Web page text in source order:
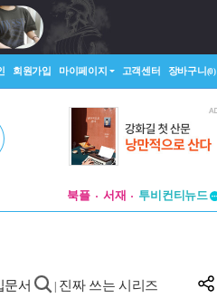
회원가입 마이페이지 고객센터 장바구니(0)
북플 서재
투비컨티뉴드
문서 진짜 쓰는 시리즈